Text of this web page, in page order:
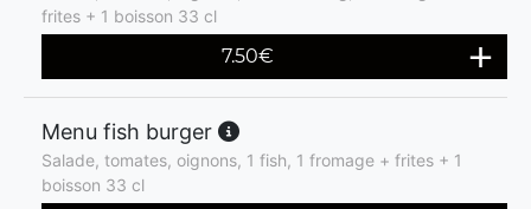
frites + 1 boisson 33 cl
7.50€
Menu fish burger
Salade, tomates, oignons, 1 fish, 1 fromage + frites + 1
boisson 33 cl